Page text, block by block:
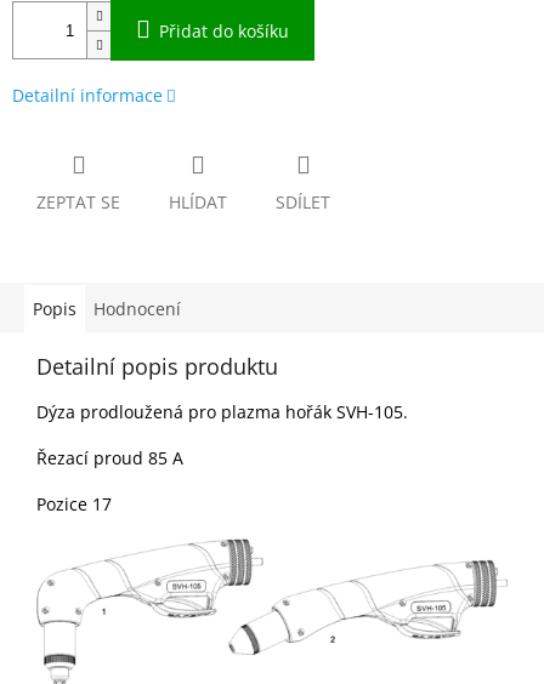
Přidat do košíku
Detailní informace
ZEPTAT SE HLÍDAT SDÍLET
Popis Hodnocení
Detailní popis produktu
Dýza prodloužená pro plazma hořák SVH-105.
Řezací proud 85 A
Pozice 17